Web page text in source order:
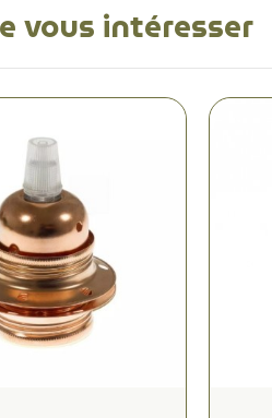
vous intéresser